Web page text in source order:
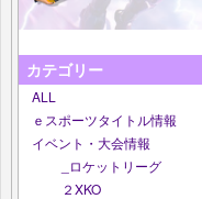
カテゴリー
ALL
ｅスポーツタイトル情報
イベント・大会情報
_ロケットリーグ
２XKO